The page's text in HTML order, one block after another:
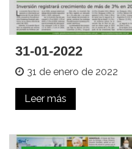
31-01-2022
31 de enero de 2022
Leer más